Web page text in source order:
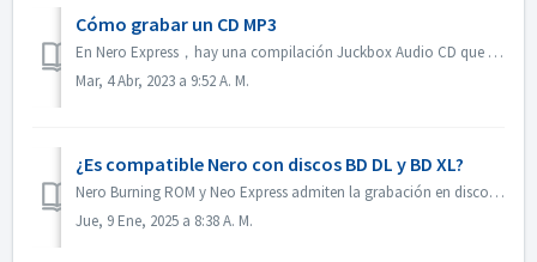
Cómo grabar un CD MP3
En Nero Express，hay una compilación Juckbox Audio CD que crea un CD con todos sus archivos MP3, WMA, o Nero AAC favoritos que se pueden reproducir en cualqu...
Mar, 4 Abr, 2023 a 9:52 A. M.
¿Es compatible Nero con discos BD DL y BD XL?
Nero Burning ROM y Neo Express admiten la grabación en discos BD DL (50 GB) y BD XL (100 GB y 128 GB). Nero Video permite grabar discos BD DL (50 GB). No es...
Jue, 9 Ene, 2025 a 8:38 A. M.